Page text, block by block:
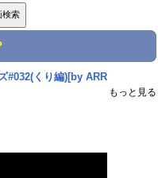
#032(くり編)[by ARR
もっと見る